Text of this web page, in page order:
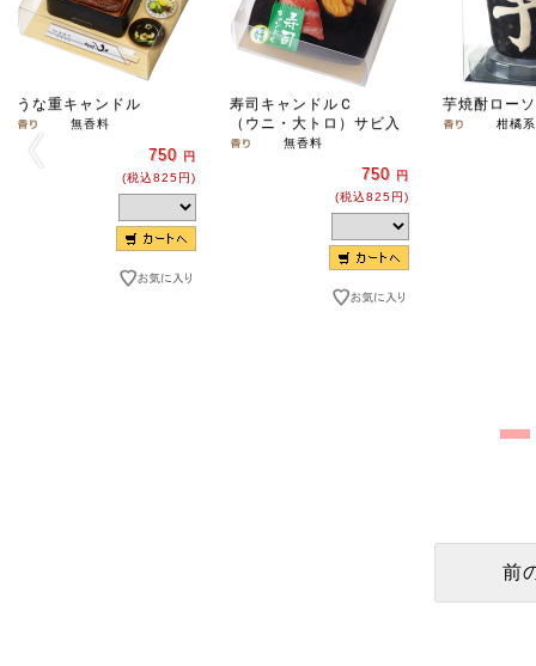
うな重キャンドル
無香料
750 円
(税込825円)
寿司キャンドルＣ
（ウニ・大トロ）サビ入
無香料
750 円
(税込825円)
芋焼酎ロー
柑橘